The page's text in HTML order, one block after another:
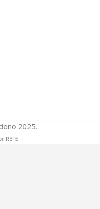
2025.
REFE